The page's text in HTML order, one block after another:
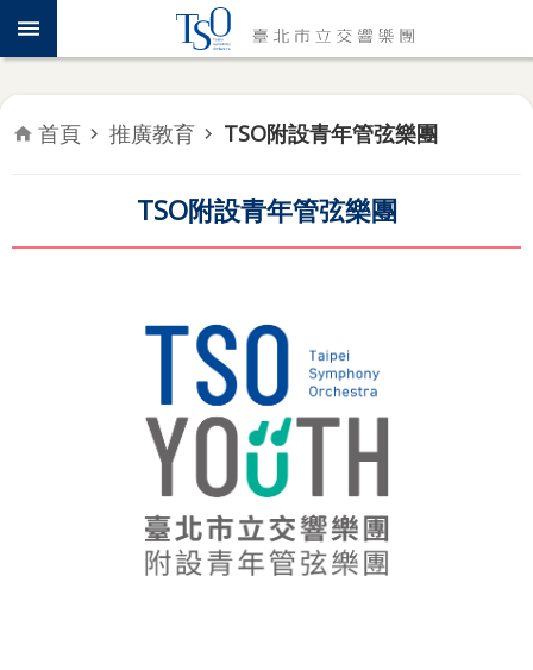
跳到主要內容區塊
認
識
年
首頁 推廣教育 TSO附設青年管弦樂團
TSO附設青年管弦樂團